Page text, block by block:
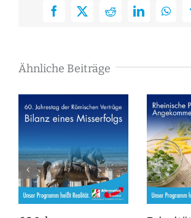
Facebook
X RedditLinkedIn
Ähnliche Beiträge